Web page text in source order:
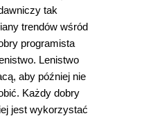
tak
trendów wśród
programista
Lenistwo
aby później nie
Każdy dobry
jest wykorzystać